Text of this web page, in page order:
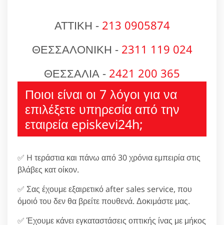
ΑΤΤΙΚΗ - 213 0905874
ΘΕΣΣΑΛΟΝΙΚΗ - 2311 119 024
ΘΕΣΣΑΛΙΑ - 2421 200 365
Ποιοι είναι οι 7 λόγοι για να
επιλέξετε υπηρεσία από την
εταιρεία episkevi24h;
✅ H τεράστια και πάνω από 30 χρόνια εμπειρία στις
βλάβες κατ οίκον.
✅ Σας έχουμε εξαιρετικό after sales service, που
όμοιό του δεν θα βρείτε πουθενά. Δοκιμάστε μας.
✅ Έχουμε κάνει εγκαταστάσεις οπτικής ίνας με μήκος